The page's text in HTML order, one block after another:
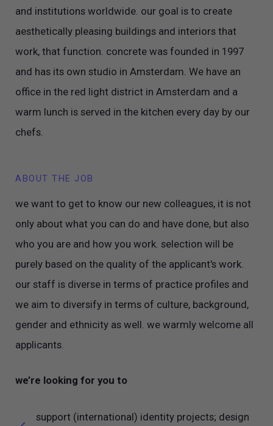
and institutions worldwide. our goal is to create
aesthetically pleasing buildings and interiors that
work, that function. concrete was founded in 1997
and has its own studio in Amsterdam. We have an
office in the red light district in Amsterdam and a
warm lunch is served in the kitchen every day by our
chefs.
ABOUT THE JOB
we want to get to know our new colleagues, it is not
only about what you can do and have done, but also
who you are and how you work. selection will be
purely based on the quality of the applicant's work.
our staff is diverse in terms of practice profiles and
we aim to diversify in terms of culture, background,
gender and ethnicity as well. we warmly welcome all
applicants.
we’re looking for you to
support (international) identity projects; design